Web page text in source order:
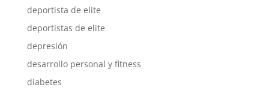
deportista de elite
deportistas de elite
depresión
desarrollo personal y fitness
diabetes